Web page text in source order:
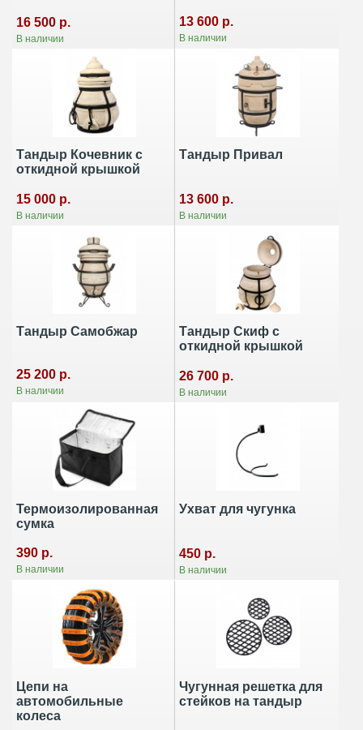
16 500 р.
В наличии
13 600 р.
В наличии
Тандыр Кочевник с
откидной крышкой
15 000 р.
В наличии
Тандыр Привал
13 600 р.
В наличии
Тандыр Самобжар
25 200 р.
В наличии
Тандыр Скиф с
откидной крышкой
26 700 р.
В наличии
Термоизолированная
сумка
390 р.
В наличии
Ухват для чугунка
450 р.
В наличии
Цепи на
автомобильные
колеса
Чугунная решетка для
стейков на тандыр